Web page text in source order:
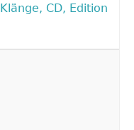
Klänge, CD, Edition